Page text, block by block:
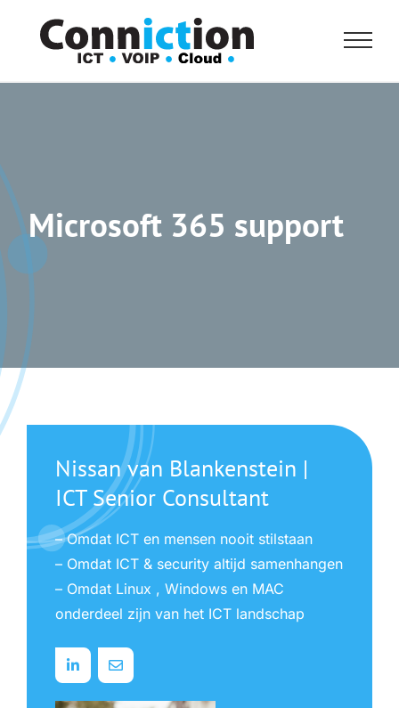
Microsoft 365 support
Nissan van Blankenstein |
ICT Senior Consultant
– Omdat ICT en mensen nooit stilstaan
– Omdat ICT & security altijd samenhangen
– Omdat Linux , Windows en MAC
onderdeel zijn van het ICT landschap